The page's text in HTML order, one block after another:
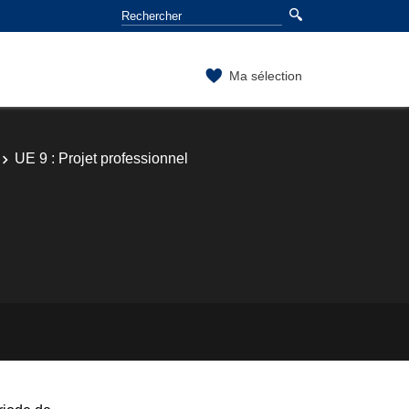
Ma sélection
UE 9 : Projet professionnel